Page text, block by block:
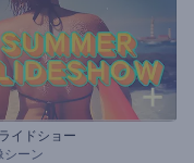
イドショー
ーン